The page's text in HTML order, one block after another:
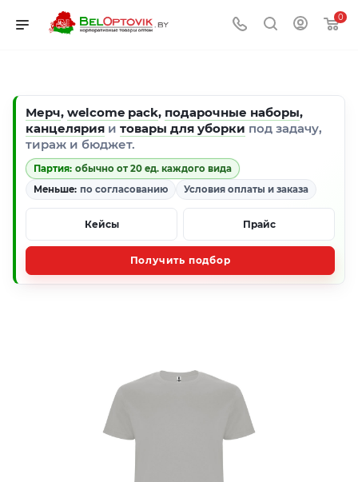
0
Мерч, welcome pack, подарочные наборы,
канцелярия и товары для уборки под задачу,
тираж и бюджет.
Партия: обычно от 20 ед. каждого вида
Меньше: по согласованию Условия оплаты и заказа
Кейсы Прайс
Получить подбор